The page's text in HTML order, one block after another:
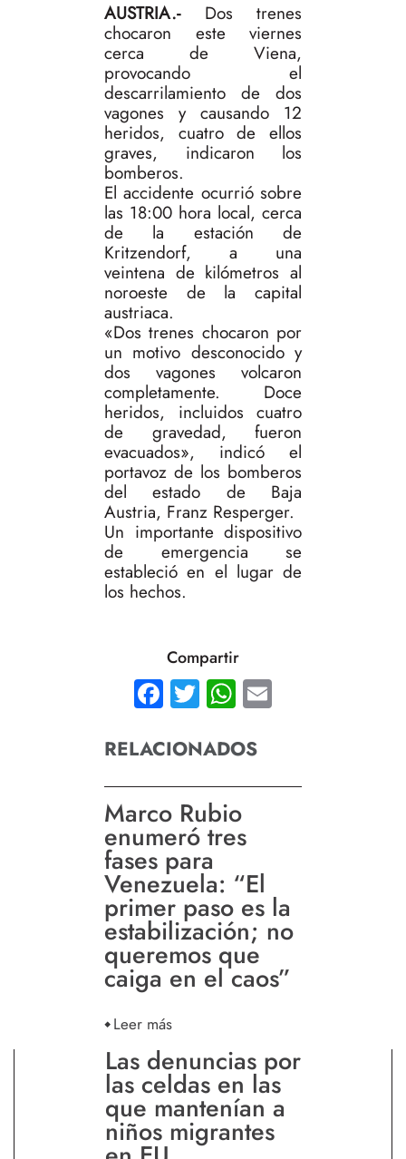
AUSTRIA.-Dos trenes
chocaron este viernes
cerca de Viena,
provocando el
descarrilamiento de dos
vagones y causando 12
heridos, cuatro de ellos
graves, indicaron los
bomberos.
El accidente ocurrió sobre
las 18:00 hora local, cerca
de la estación de
Kritzendorf, a una
veintena de kilómetros al
noroeste de la capital
austriaca.
«Dos trenes chocaron por
un motivo desconocido y
dos vagones volcaron
completamente. Doce
heridos, incluidos cuatro
de gravedad, fueron
evacuados», indicó el
portavoz de los bomberos
del estado de Baja
Austria, Franz Resperger.
Un importante dispositivo
de emergencia se
estableció en el lugar de
los hechos.
Compartir
Facebook
TwitterWhatsApp
RELACIONADOS
Marco Rubio
enumeró tres
fases para
Venezuela: “El
primer paso es la
estabilización; no
queremos que
caiga en el caos”
Leer más
Las denuncias por
las celdas en las
que mantenían a
niños migrantes